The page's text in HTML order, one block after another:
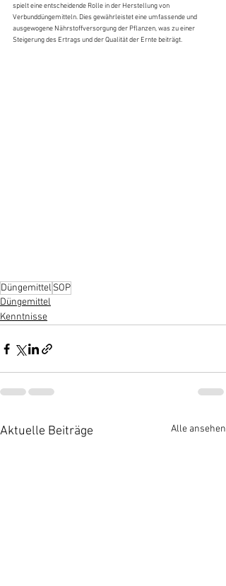
spielt eine entscheidende Rolle in der Herstellung von
Verbunddüngemitteln. Dies gewährleistet eine umfassende und
ausgewogene Nährstoffversorgung der Pflanzen, was zu einer
Steigerung des Ertrags und der Qualität der Ernte beiträgt.
Düngemittel SOP
Düngemittel
Kenntnisse
Aktuelle Beiträge Alle ansehen